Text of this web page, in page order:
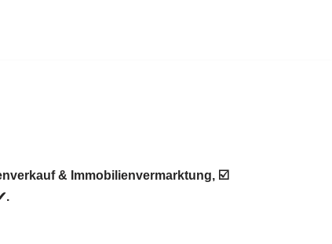
& Immobilienvermarktung, ☑️